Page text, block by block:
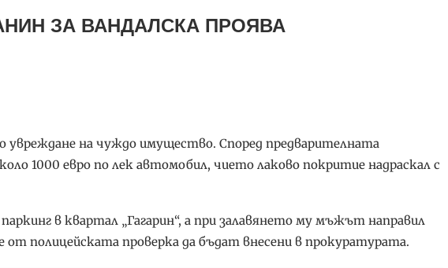
ЗА ВАНДАЛСКА ПРОЯВА
увреждане на чуждо имущество. Според предварителната
1000 евро по лек автомобил, чието лаково покритие надраскал с
в квартал „Гагарин“, а при залавянето му мъжът направил
полицейската проверка да бъдат внесени в прокуратурата.